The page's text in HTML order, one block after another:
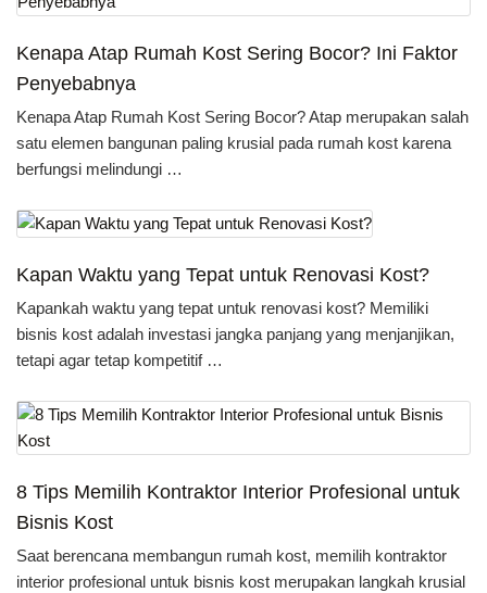
Kenapa Atap Rumah Kost Sering Bocor? Ini Faktor
Penyebabnya
Kenapa Atap Rumah Kost Sering Bocor? Atap merupakan salah
satu elemen bangunan paling krusial pada rumah kost karena
berfungsi melindungi …
Kapan Waktu yang Tepat untuk Renovasi Kost?
Kapankah waktu yang tepat untuk renovasi kost? Memiliki
bisnis kost adalah investasi jangka panjang yang menjanjikan,
tetapi agar tetap kompetitif …
8 Tips Memilih Kontraktor Interior Profesional untuk
Bisnis Kost
Saat berencana membangun rumah kost, memilih kontraktor
interior profesional untuk bisnis kost merupakan langkah krusial